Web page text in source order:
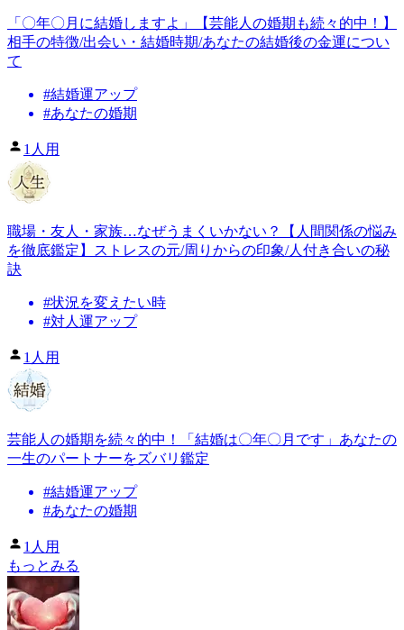
「〇年〇月に結婚しますよ」【芸能人の婚期も続々的中！】
相手の特徴/出会い・結婚時期/あなたの結婚後の金運につい
て
#結婚運アップ
#あなたの婚期
1人用
職場・友人・家族…なぜうまくいかない？【人間関係の悩み
を徹底鑑定】ストレスの元/周りからの印象/人付き合いの秘
訣
#状況を変えたい時
#対人運アップ
1人用
芸能人の婚期を続々的中！「結婚は〇年〇月です」あなたの
一生のパートナーをズバリ鑑定
#結婚運アップ
#あなたの婚期
1人用
もっとみる